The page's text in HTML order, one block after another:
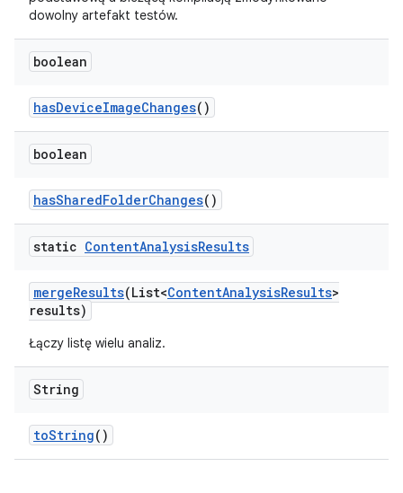
dowolny artefakt testów.
boolean
hasDeviceImageChanges()
boolean
hasSharedFolderChanges()
static ContentAnalysisResults
mergeResults(List<ContentAnalysisResults>
results)
Łączy listę wielu analiz.
String
toString()